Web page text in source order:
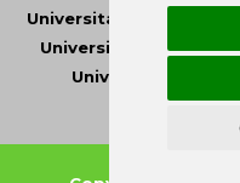
Universitat Pompeu
Universitat Rovira i
Universitat de
Universitat